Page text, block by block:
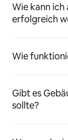
Wie kann ich
erfolgreich
Wie
Gibt es
sollte?